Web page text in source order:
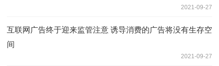
2021-09-27
互联网广告终于迎来监管注意 诱导消费的广告将没有生存空
间
2021-09-27